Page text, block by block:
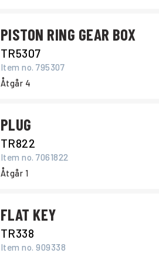
PISTON RING GEAR BOX
TR5307
Item no.795307
Åtgår 4
PLUG
TR822
Item no.7061822
Åtgår 1
FLAT KEY
TR338
Item no.909338